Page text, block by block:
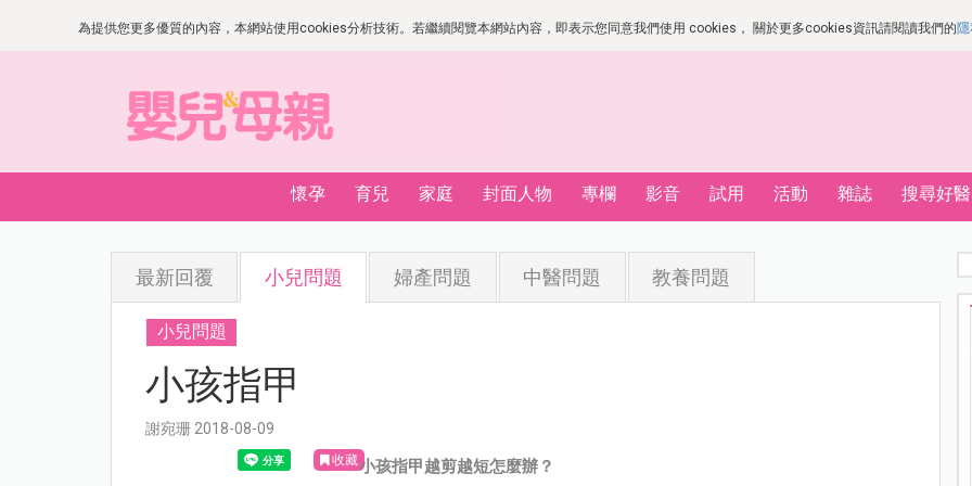
為提供您更多優質的內容，本網站使用cookies分析技術。若繼續閱覽本網站內容，即表示您同意我們使用 cookies， 關於更多cookies資訊請閱讀我們的
懷孕 育兒 家庭 封面人物 專欄 影音 試用 活動 雜誌 搜尋好
最新回覆 小兒問題 婦產問題 中醫問題 教養問題
小兒問題
小孩指甲
謝宛珊 2018-08-09
收藏小孩指甲越剪越短怎麼辦？